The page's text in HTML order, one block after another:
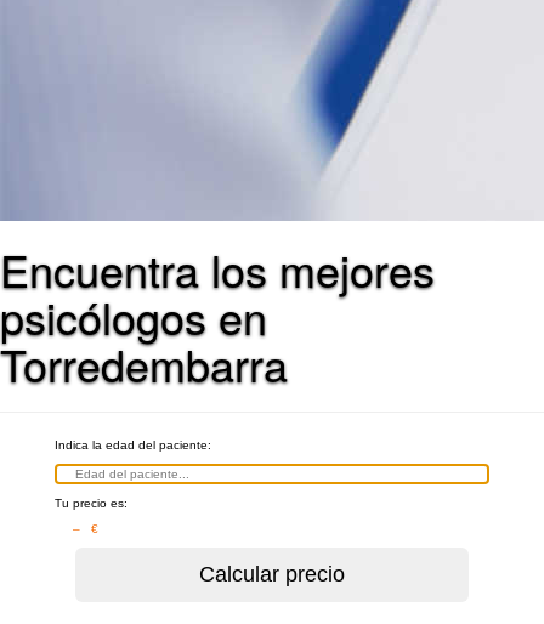
Encuentra los mejores
psicólogos en
Torredembarra
Indica la edad del paciente:
Tu precio es:
– €